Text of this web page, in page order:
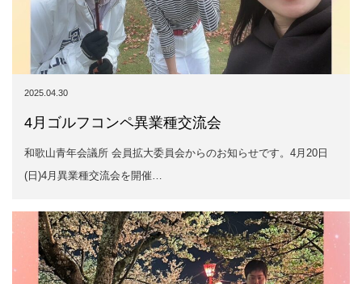
2025.04.30
4月ゴルフコンペ異業種交流会
和歌山青年会議所 会員拡大委員会からのお知らせです。4月20日
(日)4月異業種交流会を開催…